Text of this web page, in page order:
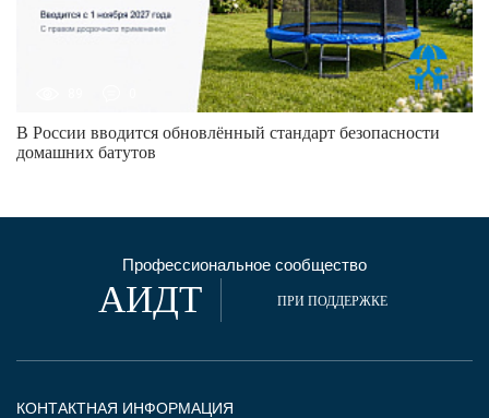
В России вводится обновлённый стандарт безопасности
домашних батутов
Профессиональное сообщество
АИДТ ПРИ ПОДДЕРЖКЕ
КОНТАКТНАЯ ИНФОРМАЦИЯ